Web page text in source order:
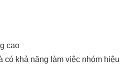
cao
có khả năng làm việc nhóm hiệu